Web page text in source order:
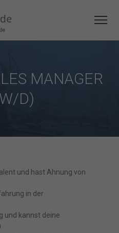
MANAGER
D)
und hast Ahnung von
in der
und kannst deine